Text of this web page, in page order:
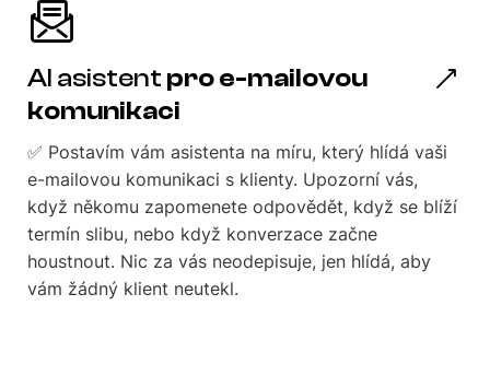
AI asistent pro e-mailovou
komunikaci
✅ Postavím vám asistenta na míru, který hlídá vaši
e-mailovou komunikaci s klienty. Upozorní vás,
když někomu zapomenete odpovědět, když se blíží
termín slibu, nebo když konverzace začne
houstnout. Nic za vás neodepisuje, jen hlídá, aby
vám žádný klient neutekl.